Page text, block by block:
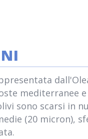
mediterranee
sono scarsi in
(20 micron),